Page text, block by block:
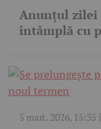
Anunțul zilei
întâmplă cu
5 mart. 2026, 15:35